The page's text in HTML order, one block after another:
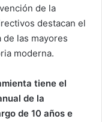
de la
destacan el
de las mayores
moderna.
tiene el
de la
de 10 años e